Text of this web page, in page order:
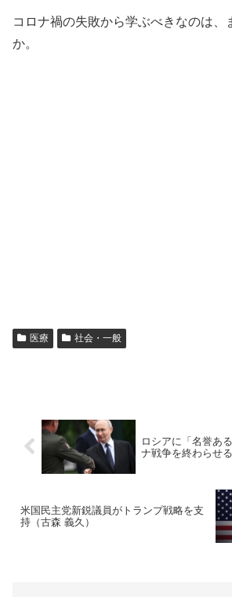
コロナ禍の失敗から学ぶべきなのは、
か。
医療 社会・一般
ロシアに「名誉あ
ナ戦争を終わらせ
米国民主党新鋭議員がトランプ戦略を支
持（古森 義久）